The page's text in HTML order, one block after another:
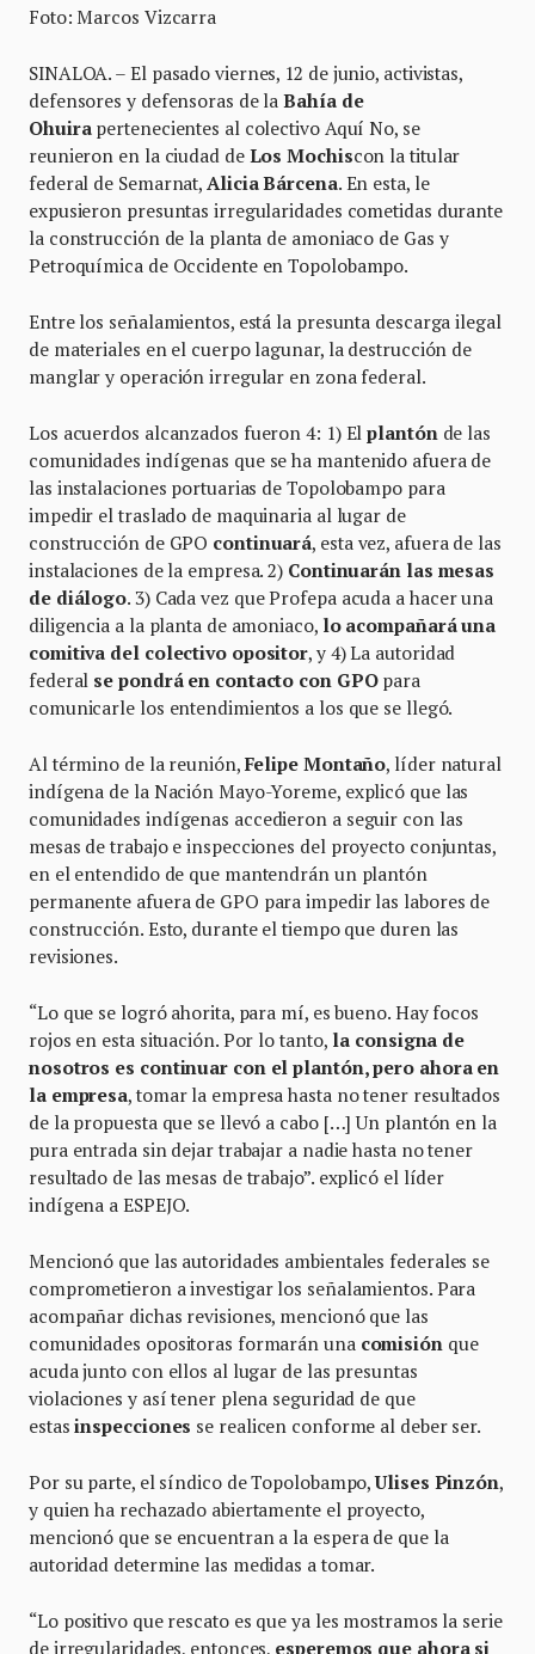
Foto: Marcos Vizcarra
SINALOA. – El pasado viernes, 12 de junio, activistas,
defensores y defensoras de laBahía de
Ohuirapertenecientes al colectivo Aquí No, se
reunieron en la ciudad de Los Mochiscon la titular
federal de Semarnat,Alicia Bárcena. En esta, le
expusieron presuntas irregularidades cometidas durante
la construcción de la planta de amoniaco de Gas y
Petroquímica de Occidente en Topolobampo.
Entre los señalamientos, está la presunta descarga ilegal
de materiales en el cuerpo lagunar, la destrucción de
manglar y operación irregular en zona federal.
Los acuerdos alcanzados fueron 4: 1) Elplantónde las
comunidades indígenas que se ha mantenido afuera de
las instalaciones portuarias de Topolobampo para
impedir el traslado de maquinaria al lugar de
construcción de GPO continuará, esta vez, afuera de las
instalaciones de la empresa. 2) Continuarán las mesas
de diálogo. 3) Cada vez que Profepa acuda a hacer una
diligencia a la planta de amoniaco, lo acompañará una
comitiva del colectivo opositor, y 4) La autoridad
federal se pondrá en contacto con GPOpara
comunicarle los entendimientos a los que se llegó.
Al término de la reunión, Felipe Montaño, líder natural
indígena de la Nación Mayo-Yoreme, explicó que las
comunidades indígenas accedieron a seguir con las
mesas de trabajo e inspecciones del proyecto conjuntas,
en el entendido de que mantendrán un plantón
permanente afuera de GPO para impedir las labores de
construcción. Esto, durante el tiempo que duren las
revisiones.
“Lo que se logró ahorita, para mí, es bueno. Hay focos
rojos en esta situación. Por lo tanto, la consigna de
nosotros es continuar con el plantón, pero ahora en
la empresa, tomar la empresa hasta no tener resultados
de la propuesta que se llevó a cabo […] Un plantón en la
pura entrada sin dejar trabajar a nadie hasta no tener
resultado de las mesas de trabajo”. explicó el líder
indígena a ESPEJO.
Mencionó que las autoridades ambientales federales se
comprometieron a investigar los señalamientos. Para
acompañar dichas revisiones, mencionó que las
comunidades opositoras formarán una comisiónque
acuda junto con ellos al lugar de las presuntas
violaciones y así tener plena seguridad de que
estasinspecciones se realicen conforme al deber ser.
Por su parte, el síndico de Topolobampo,Ulises Pinzón,
y quien ha rechazado abiertamente el proyecto,
mencionó que se encuentran a la espera de que la
autoridad determine las medidas a tomar.
“Lo positivo que rescato es que ya les mostramos la serie
de irregularidades, entonces, esperemos que ahora si